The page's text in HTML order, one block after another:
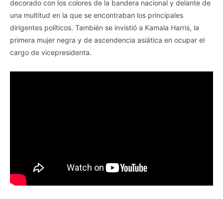
decorado con los colores de la bandera nacional y delante de
una multitud en la que se encontraban los principales
dirigentes políticos. También se invistió a Kamala Harris, la
primera mujer negra y de ascendencia asiática en ocupar el
cargo de vicepresidenta.